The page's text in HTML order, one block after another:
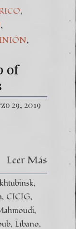
,
,
,
of
29, 2019
Human
Leer Más
CICIG
Líbano